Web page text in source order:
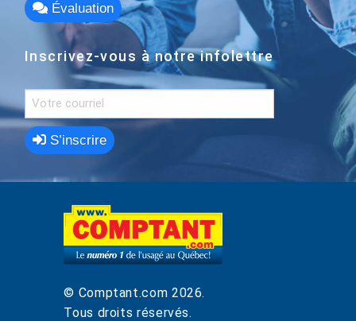
Évaluation
Inscrivez-vous à notre infolettre
S’inscrire
© Comptant.com 2026.
Tous droits réservés.